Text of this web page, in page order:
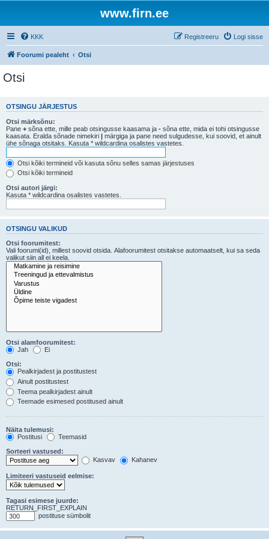
www.firn.ee
KKK Logi sisse
Registreeru
Foorumi pealeht Otsi
Otsi
OTSINGU JÄRJESTUS
Otsi märksõnu:
Pane + sõna ette, mille peab otsingusse kaasama ja - sõna ette, mida ei tohi otsingusse
kaasata. Eralda sõnade nimekiri | märgiga ja pane need sulgudesse, kui soovid, et ainult
ühe sõnaga otsitaks. Kasuta * wildcardina osalistes vastetes.
Otsi kõiki termineid või kasuta sõnu selles samas järjestuses
Otsi kõiki termineid
Otsi autori järgi:
Kasuta * wildcardina osalistes vastetes.
OTSINGU VALIKUD
Otsi foorumitest:
Vali foorumi(id), millest soovid otsida. Alafoorumitest otsitakse automaatselt, kui sa seda
valikut siin all ei keela.
Otsi alamfoorumitest:
Jah
Ei
Otsi:
Pealkirjadest ja postitustest
Ainult postitustest
Teema pealkirjadest ainult
Teemade esimesed postitused ainult
Näita tulemusi:
Postitusi
Teemasid
Sorteeri vastused:
Kasvav
Kahanev
Limiteeri vastuseid eelmise:
Tagasi esimese juurde:
RETURN_FIRST_EXPLAIN
postituse sümbolit